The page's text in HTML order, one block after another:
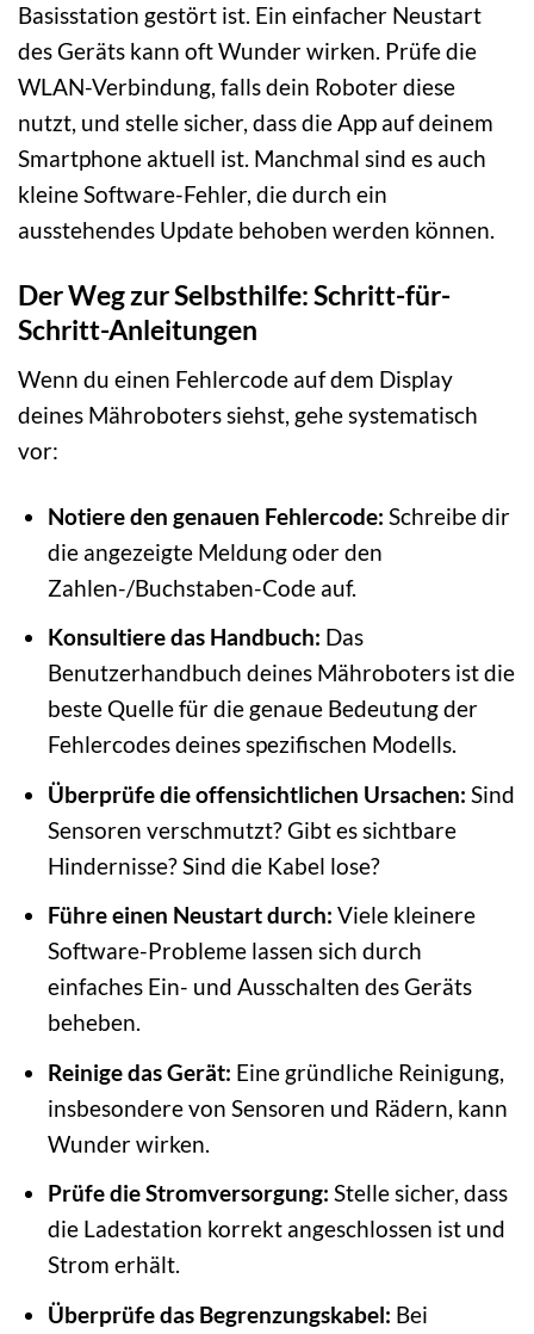
Basisstation gestört ist. Ein einfacher Neustart
des Geräts kann oft Wunder wirken. Prüfe die
WLAN-Verbindung, falls dein Roboter diese
nutzt, und stelle sicher, dass die App auf deinem
Smartphone aktuell ist. Manchmal sind es auch
kleine Software-Fehler, die durch ein
ausstehendes Update behoben werden können.
Der Weg zur Selbsthilfe: Schritt-für-
Schritt-Anleitungen
Wenn du einen Fehlercode auf dem Display
deines Mähroboters siehst, gehe systematisch
vor:
Notiere den genauen Fehlercode: Schreibe dir
die angezeigte Meldung oder den
Zahlen-/Buchstaben-Code auf.
Konsultiere das Handbuch: Das
Benutzerhandbuch deines Mähroboters ist die
beste Quelle für die genaue Bedeutung der
Fehlercodes deines spezifischen Modells.
Überprüfe die offensichtlichen Ursachen: Sind
Sensoren verschmutzt? Gibt es sichtbare
Hindernisse? Sind die Kabel lose?
Führe einen Neustart durch: Viele kleinere
Software-Probleme lassen sich durch
einfaches Ein- und Ausschalten des Geräts
beheben.
Reinige das Gerät: Eine gründliche Reinigung,
insbesondere von Sensoren und Rädern, kann
Wunder wirken.
Prüfe die Stromversorgung: Stelle sicher, dass
die Ladestation korrekt angeschlossen ist und
Strom erhält.
Überprüfe das Begrenzungskabel: Bei